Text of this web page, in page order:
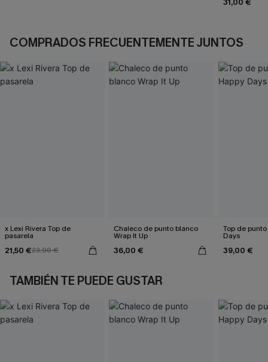
31,00 €
COMPRADOS FRECUENTEMENTE JUNTOS
x Lexi Rivera Top de
pasarela
21,50 €23,90 €
Chaleco de punto blanco
Wrap It Up
36,00 €
Top de
Days
39,00 €
TAMBIÉN TE PUEDE GUSTAR